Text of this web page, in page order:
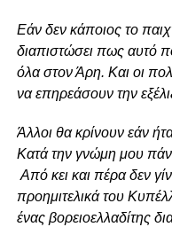
Εάν δεν κάποιος το
διαπιστώσει πως αυτό
όλα στον Άρη. Και οι
να επηρεάσουν την
Άλλοι θα κρίνουν εάν
Κατά την γνώμη μου
Από κει και πέρα δεν
προημιτελικά του
ένας βορειοελλαδίτης